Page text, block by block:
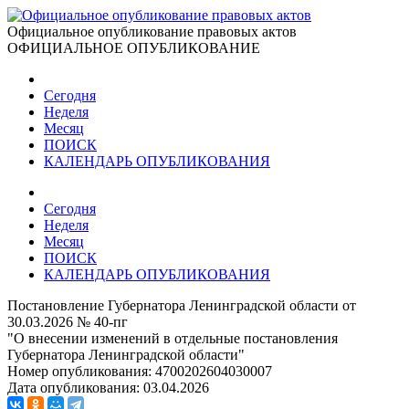
Официальное опубликование правовых актов
ОФИЦИАЛЬНОЕ ОПУБЛИКОВАНИЕ
Сегодня
Неделя
Месяц
ПОИСК
КАЛЕНДАРЬ ОПУБЛИКОВАНИЯ
Сегодня
Неделя
Месяц
ПОИСК
КАЛЕНДАРЬ ОПУБЛИКОВАНИЯ
Постановление Губернатора Ленинградской области от
30.03.2026 № 40-пг
"О внесении изменений в отдельные постановления
Губернатора Ленинградской области"
Номер опубликования: 4700202604030007
Дата опубликования: 03.04.2026